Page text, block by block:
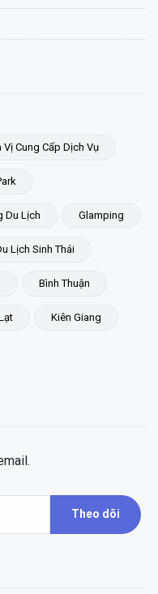
Vị Cung Cấp Dịch Vụ
Du Lịch Glamping
Lịch Sinh Thái
Bình Thuận
Kiên Giang
Theo dõi